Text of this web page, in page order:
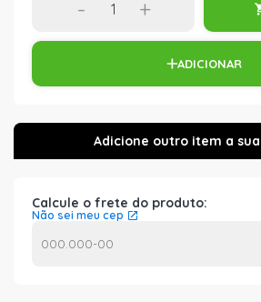
- +
ADICIONAR
Calcule o frete do produto:
Não sei meu cep